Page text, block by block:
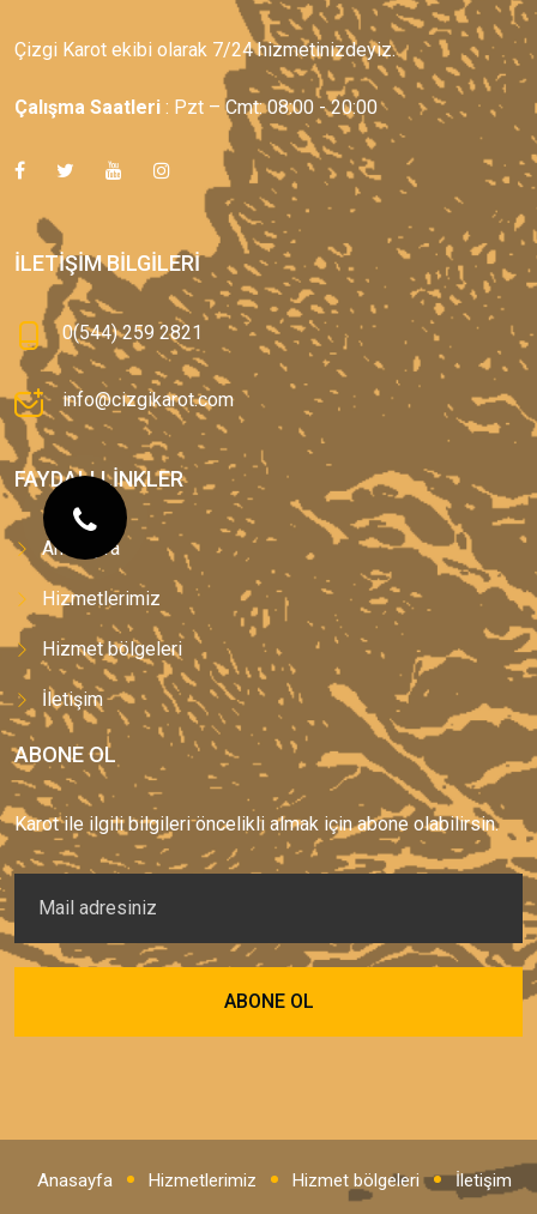
Çizgi Karot ekibi olarak 7/24 hizmetinizdeyiz.
Çalışma Saatleri : Pzt – Cmt: 08:00 - 20:00
İLETIŞIM BILGILERI
0(544) 259 2821
info@cizgikarot.com
FAYDALI LINKLER
Anasayfa
Hizmetlerimiz
Hizmet bölgeleri
İletişim
ABONE OL
Karot ile ilgili bilgileri öncelikli almak için abone olabilirsin.
Anasayfa Hizmetlerimiz Hizmet bölgeleri
İletişim